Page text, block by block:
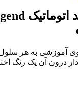
آموزشی به هر
درون آن یک رنگ